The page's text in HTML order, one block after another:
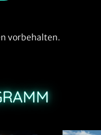
vorbehalten.